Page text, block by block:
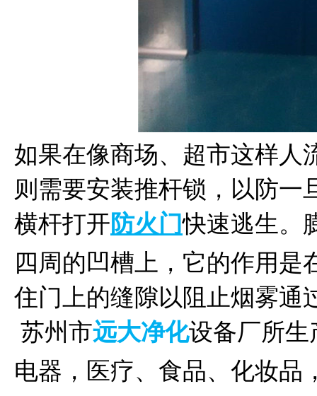
如果在像商场、超市这样人
则需要安装推杆锁，以防一
横杆打开防火门快速逃生。
四周的凹槽上，它的作用是
住门上的缝隙以阻止烟雾通
苏州市远大净化设备厂所生
电器，医疗、食品、化妆品